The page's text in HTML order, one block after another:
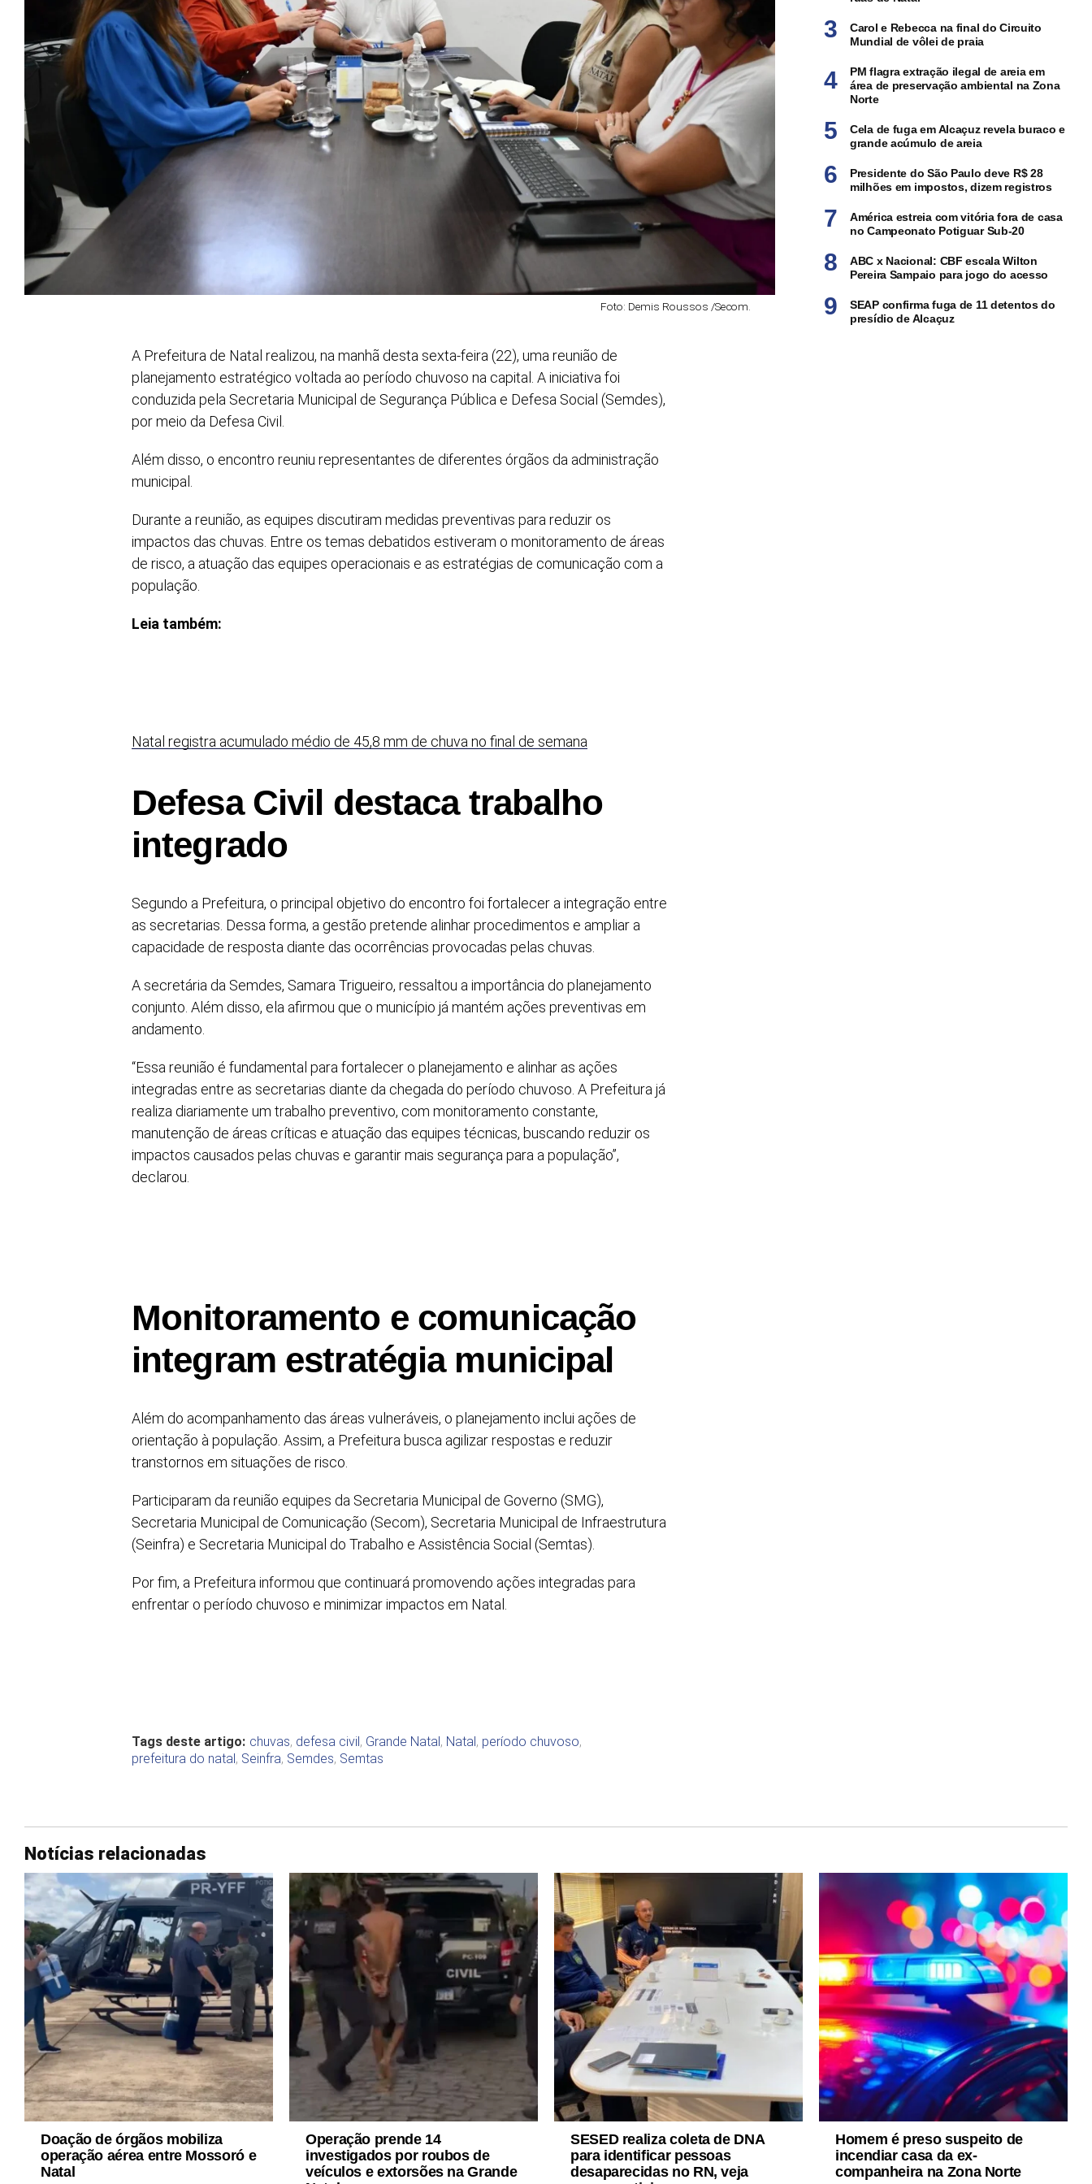
Foto: Demis Roussos /Secom.
A Prefeitura de Natal realizou, na manhã desta sexta-feira (22), uma reunião de
planejamento estratégico voltada ao período chuvoso na capital. A iniciativa foi
conduzida pela Secretaria Municipal de Segurança Pública e Defesa Social (Semdes),
por meio da Defesa Civil.
Além disso, o encontro reuniu representantes de diferentes órgãos da administração
municipal.
Durante a reunião, as equipes discutiram medidas preventivas para reduzir os
impactos das chuvas. Entre os temas debatidos estiveram o monitoramento de áreas
de risco, a atuação das equipes operacionais e as estratégias de comunicação com a
população.
Leia também:
Natal registra acumulado médio de 45,8 mm de chuva no final de semana
Defesa Civil destaca trabalho
integrado
Segundo a Prefeitura, o principal objetivo do encontro foi fortalecer a integração entre
as secretarias. Dessa forma, a gestão pretende alinhar procedimentos e ampliar a
capacidade de resposta diante das ocorrências provocadas pelas chuvas.
A secretária da Semdes, Samara Trigueiro, ressaltou a importância do planejamento
conjunto. Além disso, ela afirmou que o município já mantém ações preventivas em
andamento.
“Essa reunião é fundamental para fortalecer o planejamento e alinhar as ações
integradas entre as secretarias diante da chegada do período chuvoso. A Prefeitura já
realiza diariamente um trabalho preventivo, com monitoramento constante,
manutenção de áreas críticas e atuação das equipes técnicas, buscando reduzir os
impactos causados pelas chuvas e garantir mais segurança para a população”,
declarou.
Monitoramento e comunicação
integram estratégia municipal
Além do acompanhamento das áreas vulneráveis, o planejamento inclui ações de
orientação à população. Assim, a Prefeitura busca agilizar respostas e reduzir
transtornos em situações de risco.
Participaram da reunião equipes da Secretaria Municipal de Governo (SMG),
Secretaria Municipal de Comunicação (Secom), Secretaria Municipal de Infraestrutura
(Seinfra) e Secretaria Municipal do Trabalho e Assistência Social (Semtas).
Por fim, a Prefeitura informou que continuará promovendo ações integradas para
enfrentar o período chuvoso e minimizar impactos em Natal.
Tags deste artigo: chuvas, defesa civil , Grande Natal , Natal , período chuvoso,
prefeitura do natal , Seinfra, Semdes, Semtas
Carol e Rebecca na final do Circuito
Mundial de vôlei de praia
PM flagra extração ilegal de areia em
área de preservação ambiental na Zona
Norte
Cela de fuga em Alcaçuz revela buraco e
grande acúmulo de areia
Presidente do São Paulo deve R$ 28
milhões em impostos, dizem registros
América estreia com vitória fora de casa
no Campeonato Potiguar Sub-20
ABC x Nacional: CBF escala Wilton
Pereira Sampaio para jogo do acesso
SEAP confirma fuga de 11 detentos do
presídio de Alcaçuz
Notícias relacionadas
Doação de órgãos mobiliza
operação aérea entre Mossoró e
Natal
Operação prende 14
investigados por roubos de
veículos e extorsões na Grande
SESED realiza coleta de DNA
para identificar pessoas
desaparecidas no RN, veja
Homem é preso suspeito de
incendiar casa da ex-
companheira na Zona Norte